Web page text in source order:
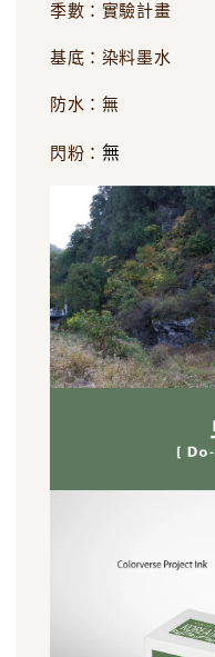
季數：實驗計畫
基底：染料墨水
防水：無
閃粉： 無